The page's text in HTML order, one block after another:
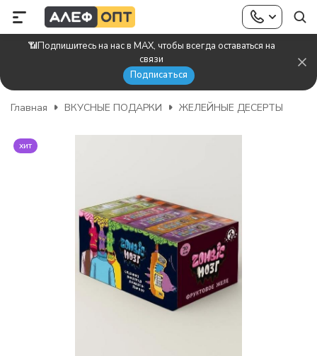
📶Подпишитесь на нас в MAX, чтобы всегда оставаться на
связи
Подписаться
Главная ВКУСНЫЕ ПОДАРКИ ЖЕЛЕЙНЫЕ ДЕСЕРТЫ
хит